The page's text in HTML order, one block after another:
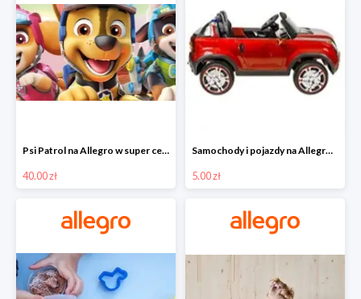
Psi Patrol na Allegro w super cenach od 40 zł
40.00 zł
Samochody i pojazdy na Allegro w super cenach od 5 zł
5.00 zł